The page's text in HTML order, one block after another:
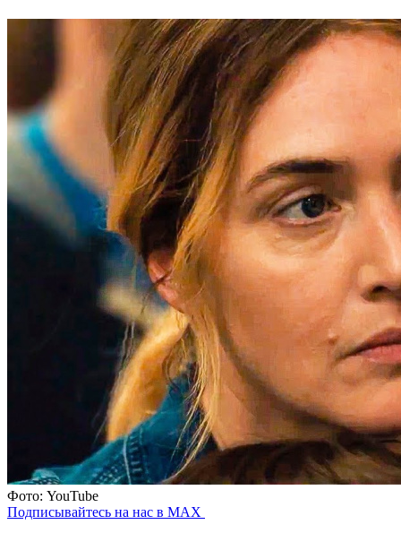
Фото: YouTube
Подписывайтесь на нас в MAX